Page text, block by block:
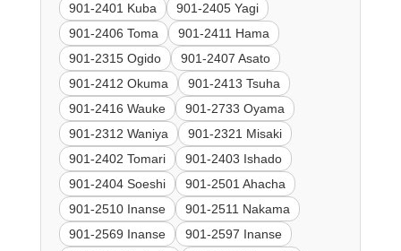
901-2401 Kuba
901-2405 Yagi
901-2406 Toma
901-2411 Hama
901-2315 Ogido
901-2407 Asato
901-2412 Okuma
901-2413 Tsuha
901-2416 Wauke
901-2733 Oyama
901-2312 Waniya
901-2321 Misaki
901-2402 Tomari
901-2403 Ishado
901-2404 Soeshi
901-2501 Ahacha
901-2510 Inanse
901-2511 Nakama
901-2569 Inanse
901-2597 Inanse